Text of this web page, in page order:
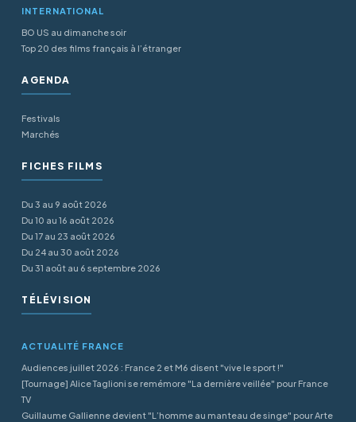
INTERNATIONAL
BO US au dimanche soir
Top 20 des films français à l’étranger
AGENDA
Festivals
Marchés
FICHES FILMS
Du 3 au 9 août 2026
Du 10 au 16 août 2026
Du 17 au 23 août 2026
Du 24 au 30 août 2026
Du 31 août au 6 septembre 2026
TÉLÉVISION
ACTUALITÉ FRANCE
Audiences juillet 2026 : France 2 et M6 disent "vive le sport !"
[Tournage] Alice Taglioni se remémore "La dernière veillée" pour France
TV
Guillaume Gallienne devient "L’homme au manteau de singe" pour Arte